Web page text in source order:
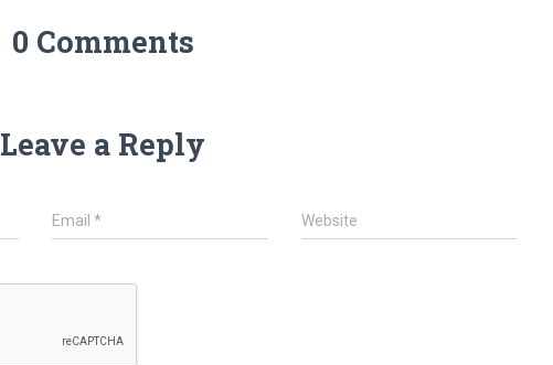
0 Comments
Leave a Reply
Email* Website